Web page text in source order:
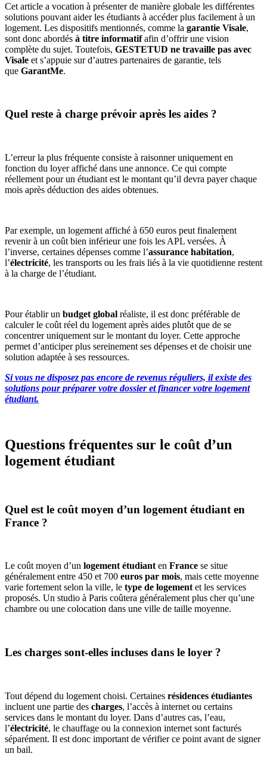
Cet article a vocation à présenter de manière globale les différentes
solutions pouvant aider les étudiants à accéder plus facilement à un
logement. Les dispositifs mentionnés, comme la garantie Visale,
sont donc abordés à titre informatifafin d’offrir une vision
complète du sujet. Toutefois, GESTETUD ne travaille pas avec
Visale et s’appuie sur d’autres partenaires de garantie, tels
que GarantMe.
Quel reste à charge prévoir après les aides ?
L’erreur la plus fréquente consiste à raisonner uniquement en
fonction du loyer affiché dans une annonce. Ce qui compte
réellement pour un étudiant est le montant qu’il devra payer chaque
mois après déduction des aides obtenues.
Par exemple, un logement affiché à 650 euros peut finalement
revenir à un coût bien inférieur une fois les APL versées. À
l’inverse, certaines dépenses comme l’assurance habitation,
l’électricité, les transports ou les frais liés à la vie quotidienne restent
à la charge de l’étudiant.
Pour établir un budget global réaliste, il est donc préférable de
calculer le coût réel du logement après aides plutôt que de se
concentrer uniquement sur le montant du loyer. Cette approche
permet d’anticiper plus sereinement ses dépenses et de choisir une
solution adaptée à ses ressources.
Si vous ne disposez pas encore de revenus réguliers, il existe des
solutions pour préparer votre dossier et financer votre logement
étudiant.
Questions fréquentes sur le coût d’un
logement étudiant
Quel est le coût moyen d’un logement étudiant en
France ?
Le coût moyen d’un logement étudiant en France se situe
généralement entre 450 et 700 euros par mois, mais cette moyenne
varie fortement selon la ville, le type de logement et les services
proposés. Un studio à Paris coûtera généralement plus cher qu’une
chambre ou une colocation dans une ville de taille moyenne.
Les charges sont-elles incluses dans le loyer ?
Tout dépend du logement choisi. Certaines résidences étudiantes
incluent une partie des charges, l’accès à internet ou certains
services dans le montant du loyer. Dans d’autres cas, l’eau,
l’électricité, le chauffage ou la connexion internet sont facturés
séparément. Il est donc important de vérifier ce point avant de signer
un bail.